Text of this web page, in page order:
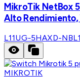
MikroTik NetBox
Alto
L11UG-5HAXD-NB
MIKROTIK